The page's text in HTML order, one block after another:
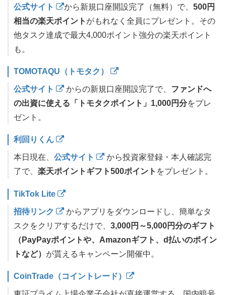
公式サイト から新規口座開設完了（無料）で、 500円
相当の楽天ポイント がもれなく全員にプレゼント。その
他タスク達成で最大4,000ポイント強分の楽天ポイント
も。
TOMOTAQU（トモタク）
公式サイト からの新規口座開設完了で、 ファンドへ
の出資に使える「トモタクポイント」1,000円分をプレ
ゼント。
利回りくん
本日現在、 公式サイト
から投資家登録・本人確認完
了で、 楽天ポイントギフト500ポイント をプレゼント。
TikTok Lite
招待リンク
からアプリをダウンロードし、簡単なタ
スクをクリアするだけで、 3,000円～5,000円分のギフト
（PayPayポイントや、Amazonギフト、d払いのポイン
トなど） が貰えるキャンペーン開催中。
CoinTrade（コイントレード）